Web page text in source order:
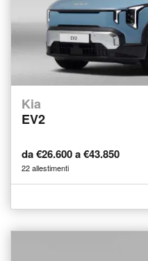
Kia
EV2
da €26.600 a €43.850
22 allestimenti